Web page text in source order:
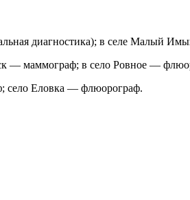
диагностика); в селе Малый
— маммограф; в село Ровное —
село Еловка — флюорограф.